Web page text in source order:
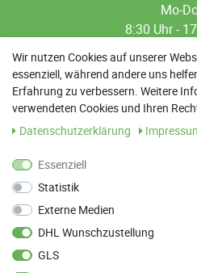
Mo-
8:30 Uhr -
8:30 Uhr -
13:00 Uhr -
Sa: 9:00 Uhr -
Parkett
Wir nutzen Cookies auf unserer
essenziell, während andere uns
Erfahrung zu verbessern. Weitere
verwendeten Cookies und Ihren
Daten­schutz­erklärung
Essenziell
Statistik
Externe Medien
DHL Wunschzustellung
GLS